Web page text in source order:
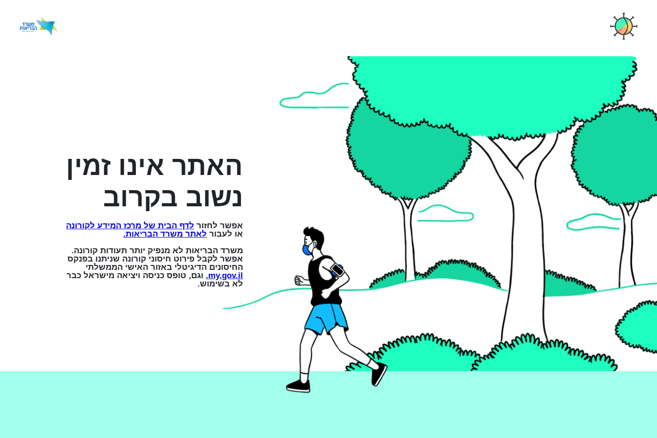
האתר אינו זמין
נשוב בקרוב
אפשר לחזור לדף הבית של מרכז המידע לקורונה
או לעבור לאתר משרד הבריאות.
משרד הבריאות לא מנפיק יותר תעודות קורונה.
אפשר לקבל פירוט חיסוני קורונה שניתנו בפנקס
החיסונים הדיגיטלי באזור האישי הממשלתי
my.gov.il.
וגם, טופס כניסה ויציאה מישראל כבר
לא בשימוש.